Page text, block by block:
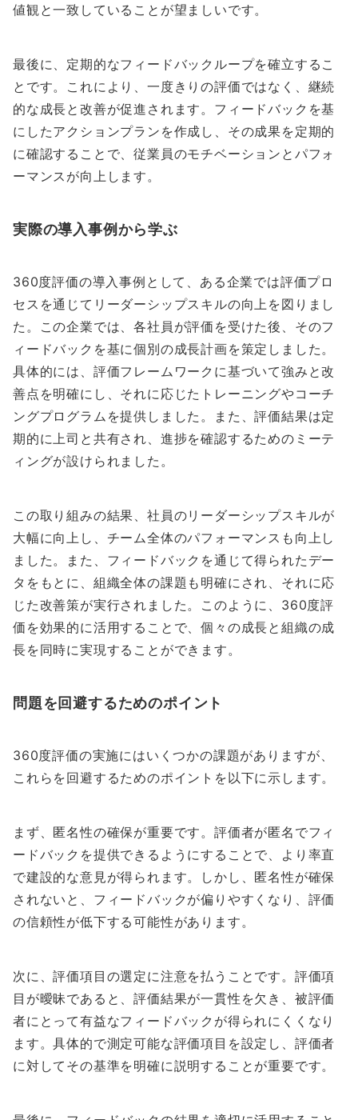
値観と一致していることが望ましいです。
最後に、定期的なフィードバックループを確立するこ
とです。これにより、一度きりの評価ではなく、継続
的な成長と改善が促進されます。フィードバックを基
にしたアクションプランを作成し、その成果を定期的
に確認することで、従業員のモチベーションとパフォ
ーマンスが向上します。
実際の導入事例から学ぶ
360度評価の導入事例として、ある企業では評価プロ
セスを通じてリーダーシップスキルの向上を図りまし
た。この企業では、各社員が評価を受けた後、そのフ
ィードバックを基に個別の成長計画を策定しました。
具体的には、評価フレームワークに基づいて強みと改
善点を明確にし、それに応じたトレーニングやコーチ
ングプログラムを提供しました。また、評価結果は定
期的に上司と共有され、進捗を確認するためのミーテ
ィングが設けられました。
この取り組みの結果、社員のリーダーシップスキルが
大幅に向上し、チーム全体のパフォーマンスも向上し
ました。また、フィードバックを通じて得られたデー
タをもとに、組織全体の課題も明確にされ、それに応
じた改善策が実行されました。このように、360度評
価を効果的に活用することで、個々の成長と組織の成
長を同時に実現することができます。
問題を回避するためのポイント
360度評価の実施にはいくつかの課題がありますが、
これらを回避するためのポイントを以下に示します。
まず、匿名性の確保が重要です。評価者が匿名でフィ
ードバックを提供できるようにすることで、より率直
で建設的な意見が得られます。しかし、匿名性が確保
されないと、フィードバックが偏りやすくなり、評価
の信頼性が低下する可能性があります。
次に、評価項目の選定に注意を払うことです。評価項
目が曖昧であると、評価結果が一貫性を欠き、被評価
者にとって有益なフィードバックが得られにくくなり
ます。具体的で測定可能な評価項目を設定し、評価者
に対してその基準を明確に説明することが重要です。